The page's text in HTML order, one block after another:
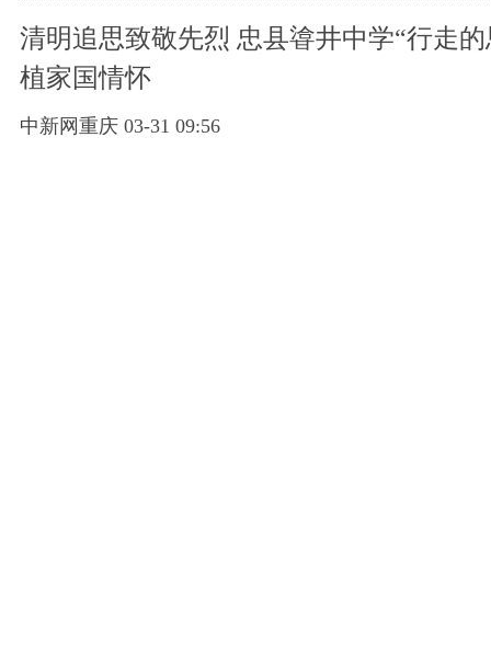
清明追思致敬先烈 忠县㽏井中学“行走
植家国情怀
中新网重庆 03-31 09:56